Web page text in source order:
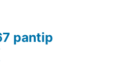
pantip